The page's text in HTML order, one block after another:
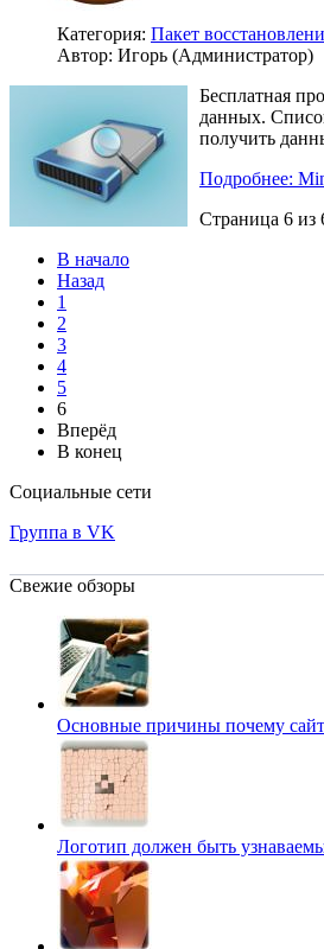
Категория: Пакет
Автор: Игорь (Администратор)
Бесплатная
данных.
получить
Подробнее:
Страница 6 из
В начало
Назад
1
2
3
4
5
6
Вперёд
В конец
Социальные сети
Группа в VK
Свежие обзоры
Основные причины почему
Логотип должен быть